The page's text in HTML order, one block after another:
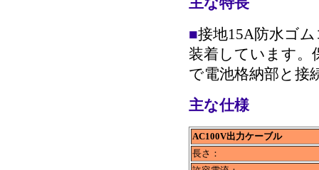
■接地15A防水ゴ
装着しています。
で電池格納部と接
主な仕様
AC100V出力ケーブル
長さ：